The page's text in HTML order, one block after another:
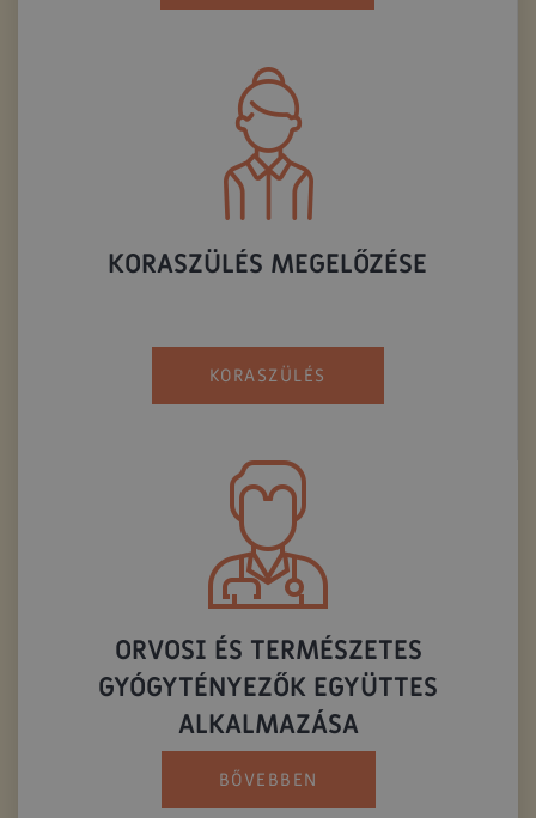
KORASZÜLÉS MEGELŐZÉSE
KORASZÜLÉS
ORVOSI ÉS TERMÉSZETES
GYÓGYTÉNYEZŐK EGYÜTTES
ALKALMAZÁSA
BŐVEBBEN